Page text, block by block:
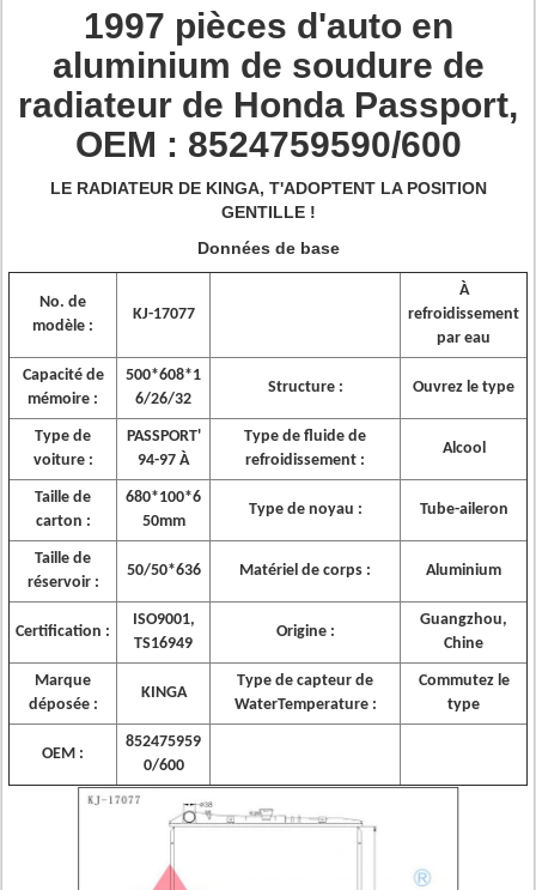
1997 pièces d'auto en
aluminium de soudure de
radiateur de Honda Passport,
OEM : 8524759590/600
LE RADIATEUR DE KINGA, T'ADOPTENT LA POSITION
GENTILLE !
Données de base
No. de
modèle :
KJ-17077
À
refroidissement
par eau
Capacité de
mémoire :
500*608*1
6/26/32
Structure : Ouvrez le type
Type de
voiture :
PASSPORT'
94-97 À
Type de fluide de
refroidissement :
Alcool
Taille de
carton :
680*100*6
50mm
Type de noyau : Tube-aileron
Taille de
réservoir :
50/50*636 Matériel de corps : Aluminium
Certification :
ISO9001,
TS16949
Origine :
Guangzhou,
Chine
Marque
déposée :
KINGA
Type de capteur de
WaterTemperature :
Commutez le
type
OEM :
852475959
0/600